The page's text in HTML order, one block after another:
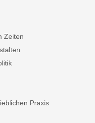
Zeiten
Praxis